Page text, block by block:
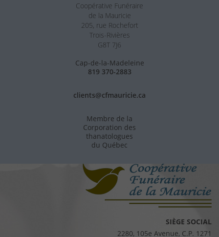
Coopérative Funéraire
de la Mauricie
205, rue Rochefort
Trois-Rivières
G8T 7J6
Cap-de-la-Madeleine
819 370-2883
clients@cfmauricie.ca
Membre de la
Corporation des
thanatologues
du Québec
SIÈGE SOCIAL
2280, 105e Avenue, C.P. 1271